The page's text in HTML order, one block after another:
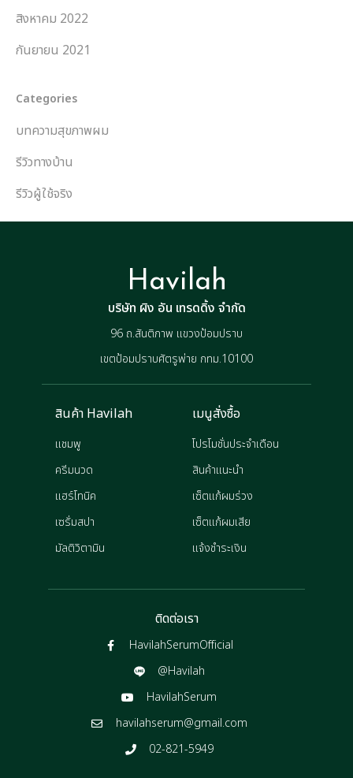
สิงหาคม 2022
กันยายน 2021
Categories
บทความสุขภาพผม
รีวิวทางบ้าน
รีวิวผู้ใช้จริง
Havilah
บริษัท ผิง อัน เทรดดิ้ง จำกัด
96 ถ.สันติภาพ แขวงป้อมปราบ
เขตป้อมปราบศัตรูพ่าย กทม.10100
สินค้า Havilah
แชมพู
ครีมนวด
แฮร์โทนิค
เซรั่มสปา
มัลติวิตามิน
เมนูสั่งซื้อ
โปรโมชั่นประจำเดือน
สินค้าแนะนำ
เซ็ตแก้ผมร่วง
เซ็ตแก้ผมเสีย
แจ้งชำระเงิน
ติดต่อเรา
HavilahSerumOfficial
@Havilah
HavilahSerum
havilahserum@gmail.com
02-821-5949